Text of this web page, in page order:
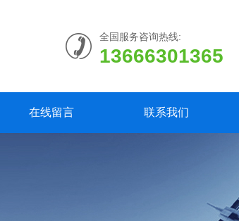
全国服务咨询热线:
13666301365
在线留言 联系我们